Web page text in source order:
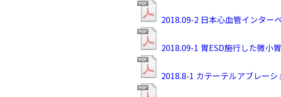
2018.09-2 日本心血管インター
2018.09-1 胃ESD施行した微小
2018.8-1 カテーテルアブレーシ